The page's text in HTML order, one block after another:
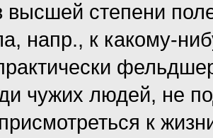
степени
напр., к какому-
чужих людей, не
к